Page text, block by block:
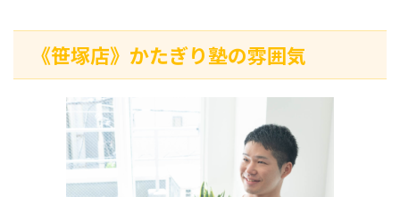
《笹塚店》かたぎり塾の雰囲気